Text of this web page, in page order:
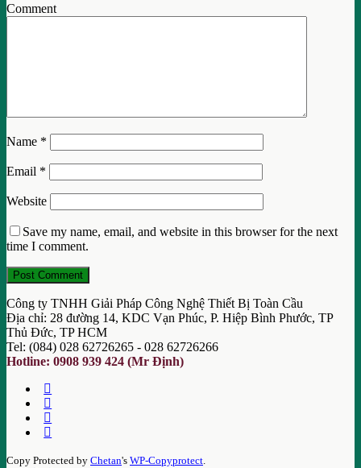
Comment
Name *
Email *
Website
Save my name, email, and website in this browser for the next
time I comment.
Công ty TNHH Giải Pháp Công Nghệ Thiết Bị Toàn Cầu
Địa chỉ: 28 đường 14, KDC Vạn Phúc, P. Hiệp Bình Phước, TP
Thủ Đức, TP HCM
Tel: (084) 028 62726265 - 028 62726266
Hotline: 0908 939 424 (Mr Định)
Copy Protected by Chetan's WP-Copyprotect